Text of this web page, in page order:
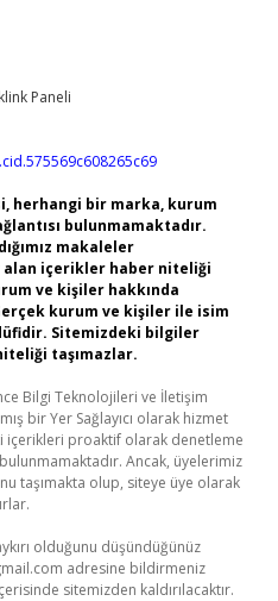
herhangi bir marka, kurum
bulunmamaktadır.
makaleler
alan içerikler haber niteliği
ve kişiler hakkında
kurum ve kişiler ile isim
Sitemizdeki bilgiler
taşımazlar.
Bilgi Teknolojileri ve İletişim
bir Yer Sağlayıcı olarak hizmet
içerikleri proaktif olarak denetleme
Ancak, üyelerimiz
taşımakta olup, siteye üye olarak
olduğunu düşündüğünüz
adresine bildirmeniz
sitemizden kaldırılacaktır.